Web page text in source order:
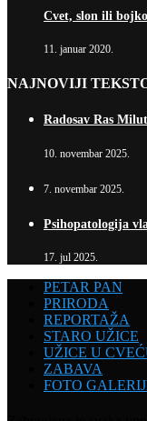
Cvet, slon ili
11. januar 2020.
NAJNOVIJI
Radosav Ras
10. novembar 2025.
7. novembar 2025.
Psihopatologija
17. jul 2025.
PETAR PAN
PRIRODA
REPORTAŽA
STARO UŽICE
UŽICE U
ZABAVA
FOTO